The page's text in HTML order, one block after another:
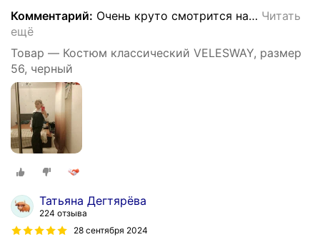
Комментарий: Очень круто смотрится на… Читать
ещё
Товар — Костюм классический VELESWAY, размер
56, черный
Татьяна Дегтярёва
224 отзыва
28 сентября 2024